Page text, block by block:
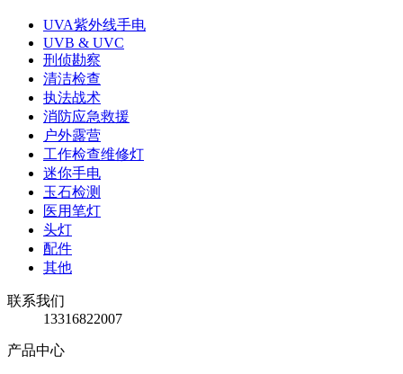
UVA紫外线手电
UVB & UVC
刑侦勘察
清洁检查
执法战术
消防应急救援
户外露营
工作检查维修灯
迷你手电
玉石检测
医用笔灯
头灯
配件
其他
联系我们
13316822007
产品中心